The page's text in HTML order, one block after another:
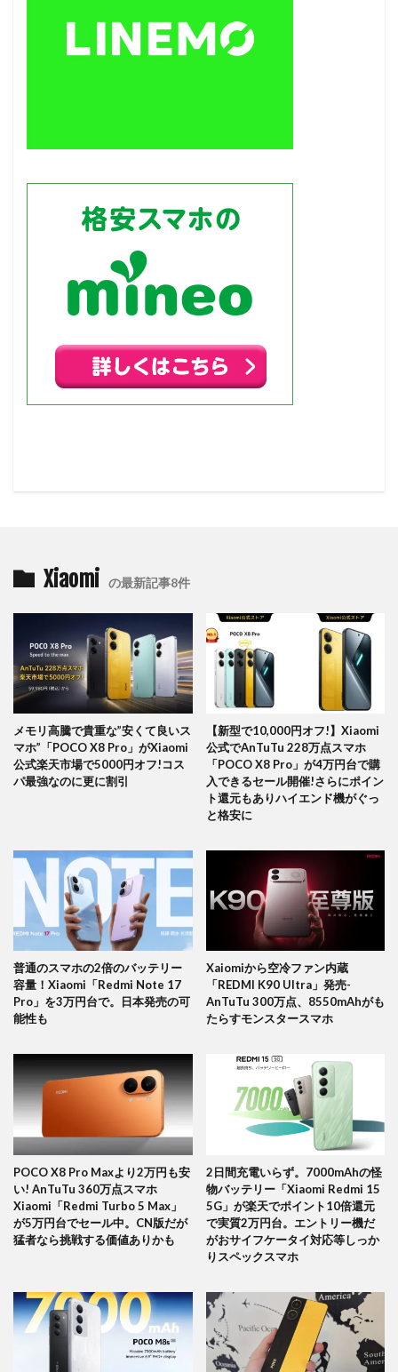
Xiaomi の最新記事8件
メモリ高騰で貴重な”安くて良いス
マホ”「POCO X8 Pro」がXiaomi
公式楽天市場で5000円オフ!コス
パ最強なのに更に割引
【新型で10,000円オフ!】Xiaomi
公式でAnTuTu 228万点スマホ
「POCO X8 Pro」が4万円台で購
入できるセール開催!さらにポイン
ト還元もありハイエンド機がぐっ
と格安に
普通のスマホの2倍のバッテリー
容量！Xiaomi「Redmi Note 17
Pro」を3万円台で。日本発売の可
能性も
Xaiomiから空冷ファン内蔵
「REDMI K90 Ultra」発売-
AnTuTu 300万点、8550mAhがも
たらすモンスタースマホ
POCO X8 Pro Maxより2万円も安
い! AnTuTu 360万点スマホ
Xiaomi「Redmi Turbo 5 Max」
が5万円台でセール中。CN版だが
猛者なら挑戦する価値ありかも
2日間充電いらず。7000mAhの怪
物バッテリー「Xiaomi Redmi 15
5G」が楽天でポイント10倍還元
で実質2万円台。エントリー機だ
がおサイフケータイ対応等しっか
りスペックスマホ